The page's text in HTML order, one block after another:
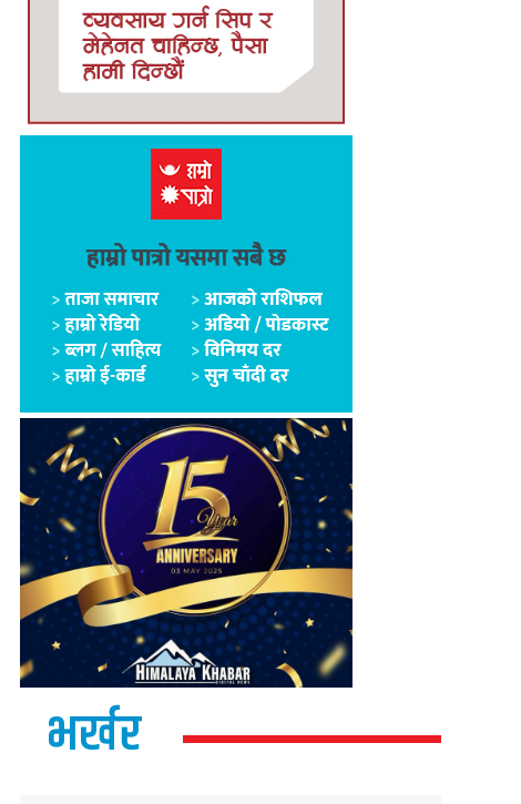
भर्खर